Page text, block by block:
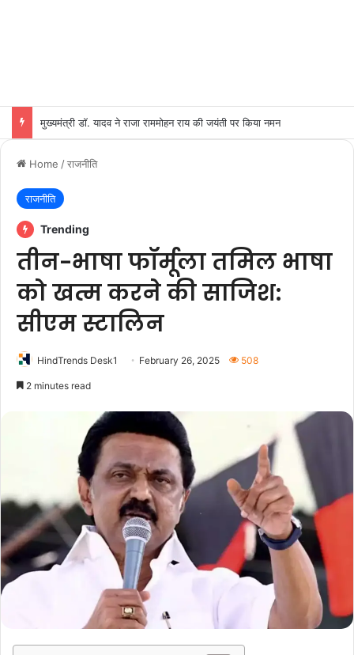
मुख्यमंत्री डॉ. यादव ने राजा राममोहन राय की जयंती पर किया नमन
Home /राजनीति
राजनीति
Trending
तीन-भाषा फॉर्मूला तमिल भाषा
को खत्म करने की साजिश:
सीएम स्टालिन
HindTrends Desk1 February 26, 2025 508
2 minutes read